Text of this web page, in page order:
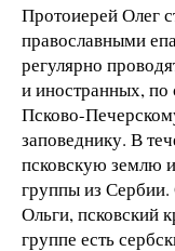
Протоиерей Олег
православными
регулярно
и иностранных, по
Псково-
заповеднику. В
псковскую землю
группы из
Ольги, псковский
группе есть